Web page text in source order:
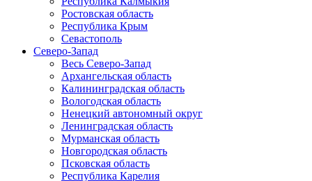
Ростовская область
Республика Крым
Севастополь
Северо-Запад
Весь Северо-Запад
Архангельская область
Калининградская область
Вологодская область
Ненецкий автономный округ
Ленинградская область
Мурманская область
Новгородская область
Псковская область
Республика Карелия